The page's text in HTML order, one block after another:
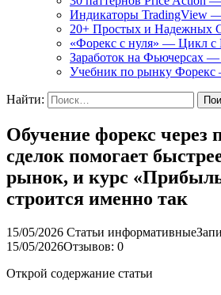
Индикаторы TradingView
20+ Простых и Надежных
«Форекс с нуля» — Цикл с
Заработок на
Учебник по рынку
Найти:
Обучение форекс через
сделок помогает
рынок, и курс
строится именно так
15/05/2026 Статьи информативные
15/05/2026Отзывов: 0
Открой содержание статьи